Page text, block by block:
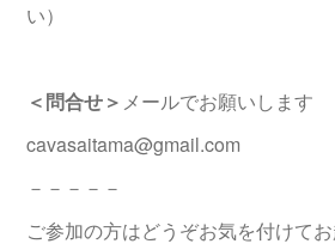
い）
＜問合せ＞ メールでお願いします
cavasaitama@gmail.com
－－－－－
ご参加の方はどうぞお気を付けてお